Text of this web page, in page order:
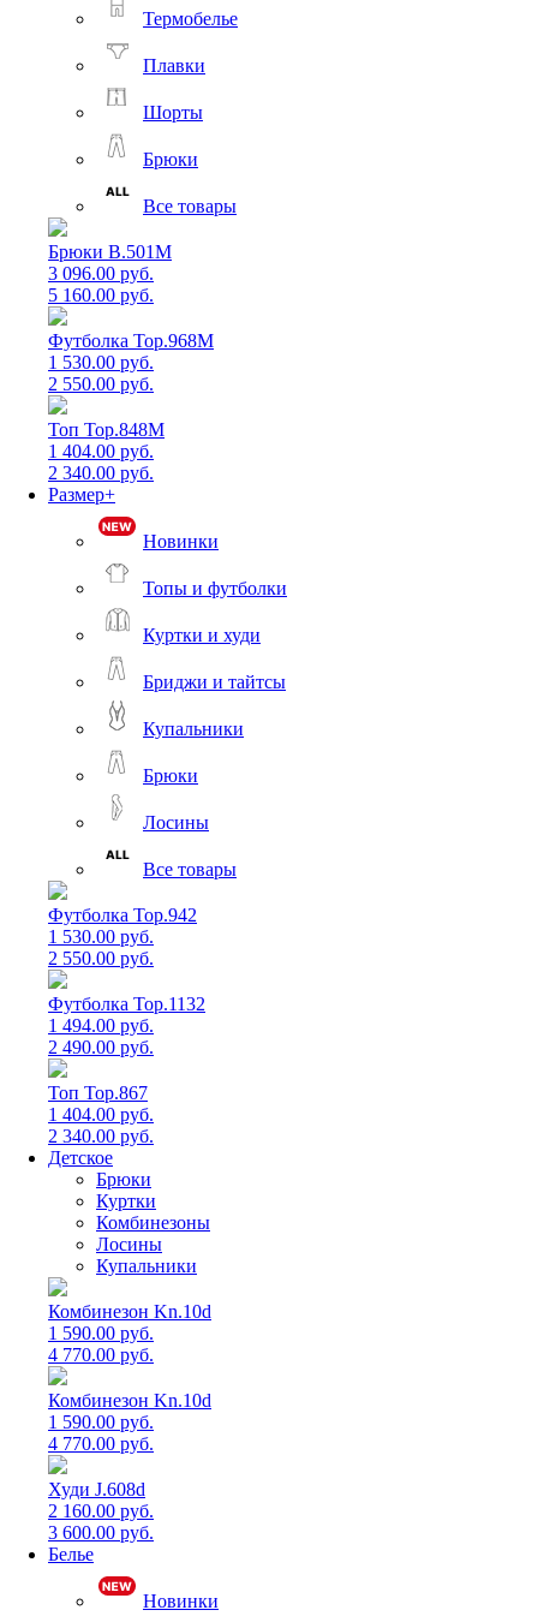
Термобелье
Плавки
Шорты
Брюки
Все товары
Брюки B.501M
3 096.00 руб.
5 160.00 руб.
Футболка Top.968M
1 530.00 руб.
2 550.00 руб.
Топ Top.848M
1 404.00 руб.
2 340.00 руб.
Размер+
Новинки
Топы и футболки
Куртки и худи
Бриджи и тайтсы
Купальники
Брюки
Лосины
Все товары
Футболка Top.942
1 530.00 руб.
2 550.00 руб.
Футболка Top.1132
1 494.00 руб.
2 490.00 руб.
Топ Top.867
1 404.00 руб.
2 340.00 руб.
Детское
Брюки
Куртки
Комбинезоны
Лосины
Купальники
Комбинезон Kn.10d
1 590.00 руб.
4 770.00 руб.
Комбинезон Kn.10d
1 590.00 руб.
4 770.00 руб.
Худи J.608d
2 160.00 руб.
3 600.00 руб.
Белье
Новинки